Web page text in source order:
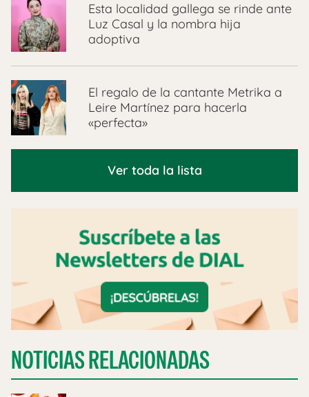
Esta localidad gallega se rinde ante
Luz Casal y la nombra hija
adoptiva
El regalo de la cantante Metrika a
Leire Martínez para hacerla
«perfecta»
Ver toda la lista
NOTICIAS RELACIONADAS